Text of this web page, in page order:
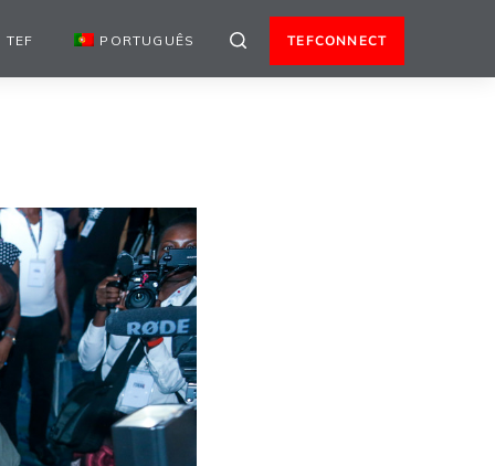
TEF PORTUGUÊS TEFCONNECT